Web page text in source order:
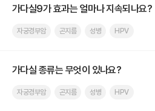
가다실9가 효과는 얼마나 지속되나요?
자궁경부암 곤지름 성병 HPV
가다실 종류는 무엇이 있나요?
자궁경부암 곤지름 성병 HPV